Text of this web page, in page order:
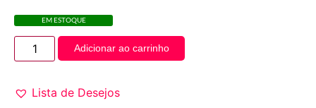
EM ESTOQUE
Adicionar ao carrinho
Lista de Desejos